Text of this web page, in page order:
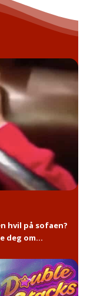
hvil på sofaen?
deg om...